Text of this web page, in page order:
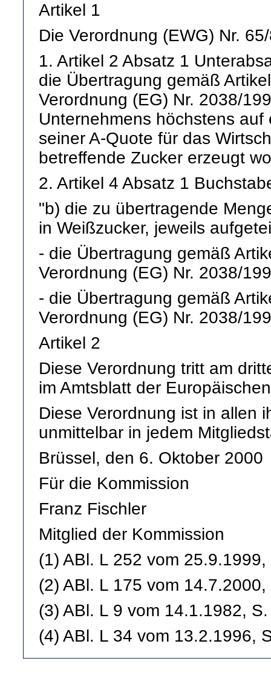
Artikel 1
Die Verordnung (EWG) Nr.
1. Artikel 2 Absatz 1
die Übertragung gemäß
Verordnung (EG) Nr. 2038/
Unternehmens höchstens
seiner A-Quote für das
betreffende Zucker erzeugt
2. Artikel 4 Absatz 1
"b) die zu übertragende
in Weißzucker, jeweils
- die Übertragung gemäß
Verordnung (EG) Nr. 2038/
- die Übertragung gemäß
Verordnung (EG) Nr. 2038/
Artikel 2
Diese Verordnung tritt am
im Amtsblatt der
Diese Verordnung ist in allen
unmittelbar in jedem
Brüssel, den 6. Oktober 2000
Für die Kommission
Franz Fischler
Mitglied der Kommission
(1) ABl. L 252 vom 25.9.1999,
(2) ABl. L 175 vom
(3) ABl. L 9 vom 14.1.1982,
(4) ABl. L 34 vom 13.2.1996,